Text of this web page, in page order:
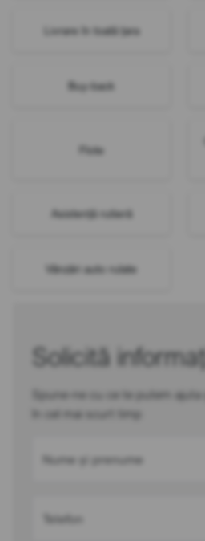
Livrare în toată țara
Buy-back
Flote
Asistență rutieră
Vânzări auto rulate
Solicită
Spune-ne cu ce te putem
în cel mai scurt timp
Nume și prenume
Telefon